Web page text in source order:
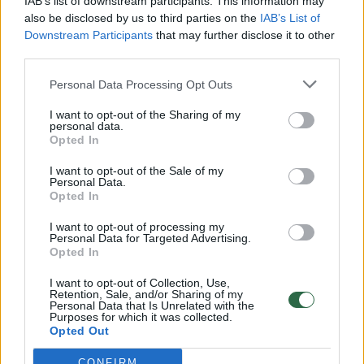
also be disclosed by us to third parties on the IAB’s List of
Downstream Participants that may further disclose it to other
Personal Data Processing Opt Outs
I want to opt-out of the Sharing of my
personal data.
Opted In
I want to opt-out of the Sale of my
Personal Data.
Opted In
I want to opt-out of processing my
Personal Data for Targeted Advertising.
Opted In
I want to opt-out of Collection, Use,
Retention, Sale, and/or Sharing of my
Personal Data that Is Unrelated with the
Purposes for which it was collected.
Opted Out
vaikus: jiems kilusi grėsmė
Žinios | Lietuvos diena
00:00:30
Vaizdai iš tragiškos avarijos Vilniaus r.: dviejų moterų ir
vaiko gyvybių išgelbėti nepavyko
Žinios | Lietuvos diena
Nufilmavo, kaip patvino Vilniaus Vakarinis aplinkkelis:
Žinios | Lietuvos diena
00:02:01
„Pagarba pirmajai premjerei“: pasidalijo jautriais
prisiminimais apie Kazimierą Prunskienę